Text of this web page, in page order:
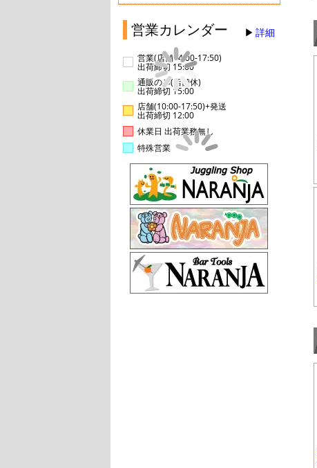
営業カレンダー 詳細
営業(店舗14:00-17:50)
出荷締切 15:00
通販のみ(店舗休)
出荷締切 15:00
店舗(10:00-17:50)+発送
出荷締切 12:00
休業日 出荷業務無し
特殊営業